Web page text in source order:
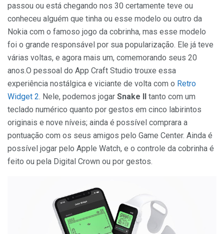
passou ou está chegando nos 30 certamente teve ou
conheceu alguém que tinha ou esse modelo ou outro da
Nokia com o famoso jogo da cobrinha, mas esse modelo
foi o grande responsável por sua popularização. Ele já teve
várias voltas, e agora mais um, comemorando seus 20
anos.O pessoal do App Craft Studio trouxe essa
experiência nostálgica e viciante de volta com o Retro
Widget 2. Nele, podemos jogar Snake II tanto com um
teclado numérico quanto por gestos em cinco labirintos
originais e nove níveis; ainda é possível comprara a
pontuação com os seus amigos pelo Game Center. Ainda é
possível jogar pelo Apple Watch, e o controle da cobrinha é
feito ou pela Digital Crown ou por gestos.